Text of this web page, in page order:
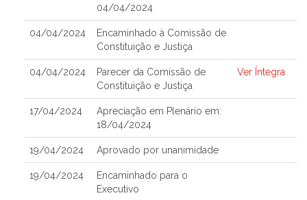
04/04/2024
04/04/2024
Encaminhado à Comissão de
Constituição e Justiça
04/04/2024
Parecer da Comissão de
Constituição e Justiça
Ver Íntegra
17/04/2024
Apreciação em Plenário em:
18/04/2024
19/04/2024 Aprovado por unanimidade
19/04/2024
Encaminhado para o
Executivo